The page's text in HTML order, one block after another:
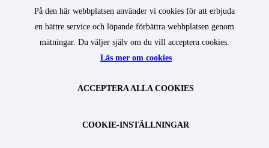
På den här webbplatsen använder vi cookies för att erbjuda
en bättre service och löpande förbättra webbplatsen genom
mätningar. Du väljer själv om du vill acceptera cookies.
Läs mer om cookies
ACCEPTERA ALLA COOKIES
COOKIE-INSTÄLLNINGAR